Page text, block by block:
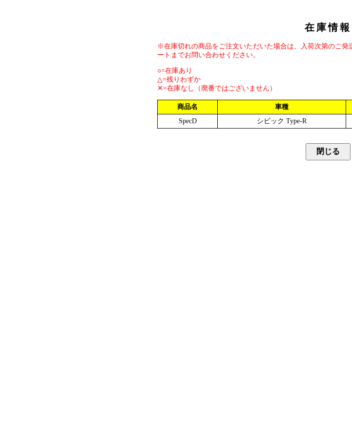
在庫情報
※在庫切れの商品をご注文いただいた場合は、入荷次第のご
ートまでお問い合わせください。
○=在庫あり
△=残りわずか
✕=在庫なし（廃番ではございません）
商品名 車種
SpecD
シビック Type-R